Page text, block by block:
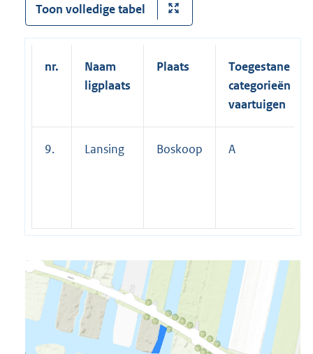
Toon volledige tabel
nr.
Naam
ligplaats
Plaats
Toegestane
categorieën
vaartuigen
9. Lansing Boskoop A